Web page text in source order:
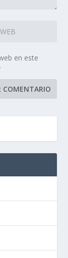
en este